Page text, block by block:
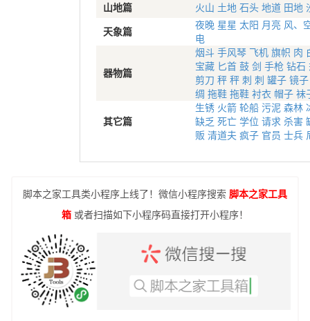
山地篇
火山 土地 石头 地道 田地
天象篇
夜晚 星星 太阳 月亮 风、
电
器物篇
烟斗 手风琴 飞机 旗帜 肉
宝藏 匕首 鼓 剑 手枪 钻石
剪刀 秤 秤 刺 刺 罐子 镜子
绸 拖鞋 拖鞋 衬衣 帽子 袜
其它篇
生锈 火箭 轮船 污泥 森林
缺乏 死亡 学位 请求 杀害
贩 清道夫 疯子 官员 士兵
脚本之家工具类小程序上线了！微信小程序搜索 脚本之家工具
箱 或者扫描如下小程序码直接打开小程序！